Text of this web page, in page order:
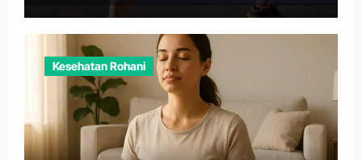
Kesehatan Rohani